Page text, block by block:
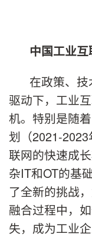
中国工业
在政策、
驱动下，工业
机。特别是随
划（2021-
联网的快速成
杂IT和OT的基
了全新的挑战
融合过程中，
失，成为工业